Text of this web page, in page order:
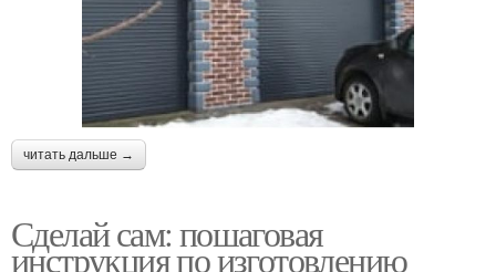
читать дальше →
Сделай сам: пошаговая
инструкция по изготовлению